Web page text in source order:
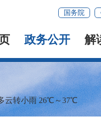
国务院
政务公开 解
云转小雨 26℃～37℃